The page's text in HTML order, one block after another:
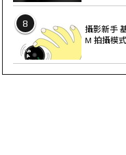
8
攝影新手
M 拍攝模